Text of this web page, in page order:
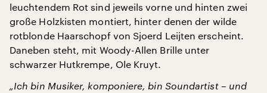
leuchtendem Rot sind jeweils vorne und hinten zwei
große Holzkisten montiert, hinter denen der wilde
rotblonde Haarschopf von Sjoerd Leijten erscheint.
Daneben steht, mit Woody-Allen Brille unter
schwarzer Hutkrempe, Ole Kruyt.
„Ich bin Musiker, komponiere, bin Soundartist – und